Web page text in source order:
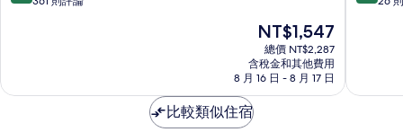
夠
現
在
價
格
為
NT$1,547
總價 NT$2,287
含稅金和其他費用
8 月 16 日 - 8 月 17 日
棒
比較類似住宿